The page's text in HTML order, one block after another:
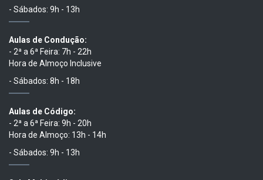
- Sábados: 9h - 13h
Aulas de Condução:
- 2ª a 6ª Feira: 7h - 22h
Hora de Almoço Inclusive
- Sábados: 8h - 18h
Aulas de Código:
- 2ª a 6ª Feira: 9h - 20h
Hora de Almoço: 13h - 14h
- Sábados: 9h - 13h